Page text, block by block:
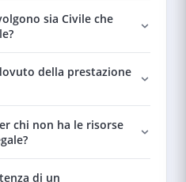
sia Civile che
della prestazione
chi non ha le risorse
di un